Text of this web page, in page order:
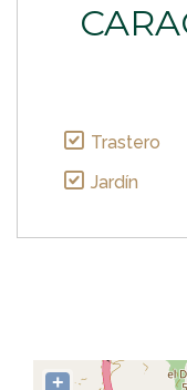
Trastero
Jardín
+